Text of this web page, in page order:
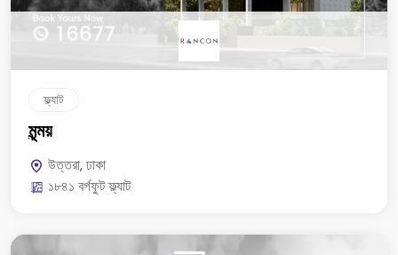
ফ্ল্যাট
মৃন্ময়
উত্তরা, ঢাকা
১৮৪১ বর্গফুট ফ্ল্যাট